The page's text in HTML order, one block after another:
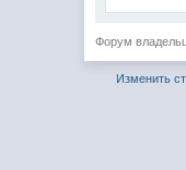
Форум
Изменить